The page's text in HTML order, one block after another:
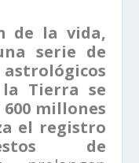
de la vida,
serie de
Tierra se
millones
el registro
de